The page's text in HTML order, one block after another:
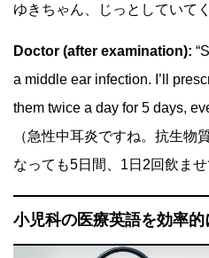
ゆきちゃん、じっとしていて
Doctor (after examination):
a middle ear infection. I’ll
them twice a day for 5 days,
（急性中耳炎ですね。抗生物
なっても5日間、1日2回飲ませ
小児科の医療英語を効率